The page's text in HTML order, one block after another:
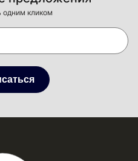
одним кликом